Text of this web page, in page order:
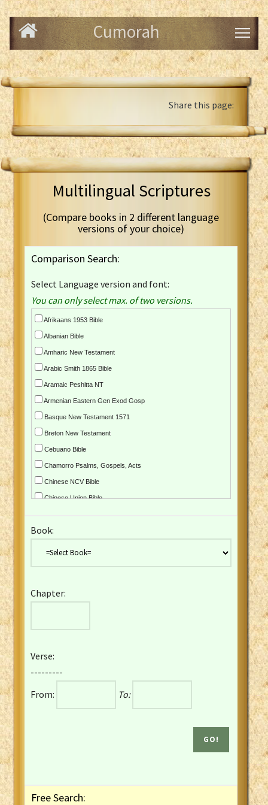
Cumorah
Share this page:
Multilingual Scriptures
(Compare books in 2 different language
versions of your choice)
Comparison Search:
Select Language version and font:
You can only select max. of two versions.
Afrikaans 1953 Bible
Albanian Bible
Amharic New Testament
Arabic Smith 1865 Bible
Aramaic Peshitta NT
Armenian Eastern Gen Exod Gosp
Basque New Testament 1571
Breton New Testament
Cebuano Bible
Chamorro Psalms, Gospels, Acts
Chinese NCV Bible
Chinese Union Bible
Czech Kralicka Bible
English YLT 1898 Bible
French Darby Bible
French Louis Segond Bible
Gaelic (Manx) Selections
Gaelic (Scottish) Mark
Book:
Chapter:
Verse:
---------
From:
To:
Free Search: